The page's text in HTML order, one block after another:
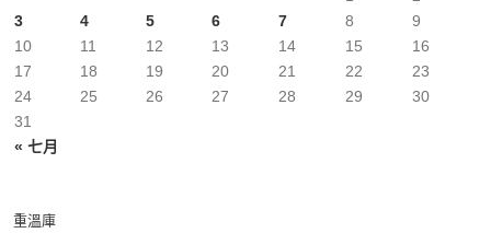
« 七月
3
4 5 6 7 8
9
10
11 12 13 14 15
16
17
18 19 20 21 22
23
24
25 26 27 28 29
30
31
重溫庫